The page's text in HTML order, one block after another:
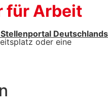
für Arbeit
Deutschlands
oder eine